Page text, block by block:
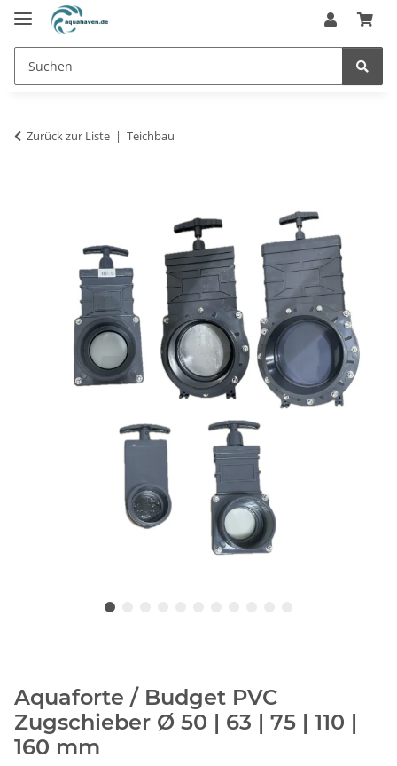
Zurück zur Liste Teichbau
Aquaforte / Budget PVC
Zugschieber Ø 50 | 63 | 75 | 110 |
160 mm